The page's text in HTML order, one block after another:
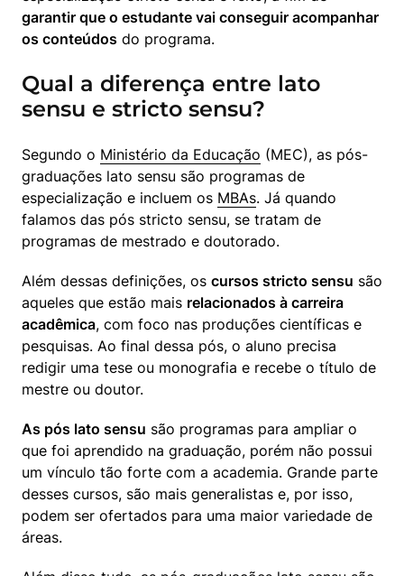
garantir que o estudante vai conseguir acompanhar
os conteúdos do programa.
Qual a diferença entre lato
sensu e stricto sensu?
Segundo o Ministério da Educação (MEC), as pós-
graduações lato sensu são programas de
especialização e incluem os MBAs. Já quando
falamos das pós stricto sensu, se tratam de
programas de mestrado e doutorado.
Além dessas definições, os cursos stricto sensu são
aqueles que estão mais relacionados à carreira
acadêmica, com foco nas produções científicas e
pesquisas. Ao final dessa pós, o aluno precisa
redigir uma tese ou monografia e recebe o título de
mestre ou doutor.
As pós lato sensu são programas para ampliar o
que foi aprendido na graduação, porém não possui
um vínculo tão forte com a academia. Grande parte
desses cursos, são mais generalistas e, por isso,
podem ser ofertados para uma maior variedade de
áreas.